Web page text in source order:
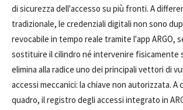
di sicurezza dell'accesso su più fronti. A
tradizionale, le credenziali digitali non sono
revocabile in tempo reale tramite l'app ARGO,
sostituire il cilindro né intervenire fisicamente
elimina alla radice uno dei principali vettori di
accessi meccanici: la chiave non autorizzata. A
quadro, il registro degli accessi integrato in